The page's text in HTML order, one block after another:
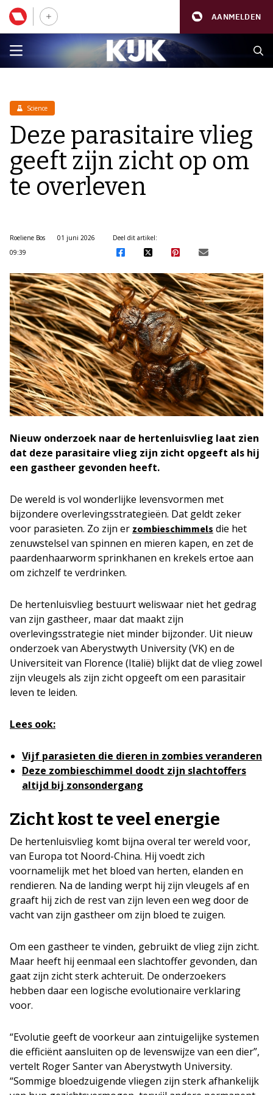
AANMELDEN
Science
Deze parasitaire vlieg
geeft zijn zicht op om
te overleven
Roeliene Bos
01 juni 2026
09:39
Deel dit artikel:
Nieuw onderzoek naar de hertenluisvlieg laat zien
dat deze parasitaire vlieg zijn zicht opgeeft als hij
een gastheer gevonden heeft.
De wereld is vol wonderlijke levensvormen met
bijzondere overlevingsstrategieën. Dat geldt zeker
voor parasieten. Zo zijn er zombieschimmels die het
zenuwstelsel van spinnen en mieren kapen, en zet de
paardenhaarworm sprinkhanen en krekels ertoe aan
om zichzelf te verdrinken.
De hertenluisvlieg bestuurt weliswaar niet het gedrag
van zijn gastheer, maar dat maakt zijn
overlevingsstrategie niet minder bijzonder. Uit nieuw
onderzoek van Aberystwyth University (VK) en de
Universiteit van Florence (Italië) blijkt dat de vlieg zowel
zijn vleugels als zijn zicht opgeeft om een parasitair
leven te leiden.
Lees ook:
Vijf parasieten die dieren in zombies veranderen
Deze zombieschimmel doodt zijn slachtoffers
altijd bij zonsondergang
Zicht kost te veel energie
De hertenluisvlieg komt bijna overal ter wereld voor,
van Europa tot Noord-China. Hij voedt zich
voornamelijk met het bloed van herten, elanden en
rendieren. Na de landing werpt hij zijn vleugels af en
graaft hij zich de rest van zijn leven een weg door de
vacht van zijn gastheer om zijn bloed te zuigen.
Om een gastheer te vinden, gebruikt de vlieg zijn zicht.
Maar heeft hij eenmaal een slachtoffer gevonden, dan
gaat zijn zicht sterk achteruit. De onderzoekers
hebben daar een logische evolutionaire verklaring
voor.
“Evolutie geeft de voorkeur aan zintuigelijke systemen
die efficiënt aansluiten op de levenswijze van een dier”,
vertelt Roger Santer van Aberystwyth University.
“Sommige bloedzuigende vliegen zijn sterk afhankelijk